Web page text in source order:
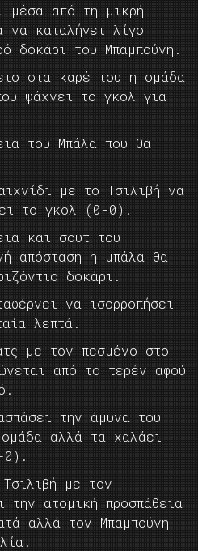
μέσα από τη μικρή
να καταλήγει λίγο
δοκάρι του Μπαμπούνη.
στα καρέ του η ομάδα
ψάχνει το γκολ για
του Μπάλα που θα
με το Τσιλιβή να
το γκολ (0-0).
και σουτ του
απόσταση η μπάλα θα
δοκάρι.
να ισορροπήσει
λεπτά.
με τον πεσμένο στο
από το τερέν αφού
την άμυνα του
αλλά τα χαλάει
0).
με τον
την ατομική προσπάθεια
αλλά τον Μπαμπούνη